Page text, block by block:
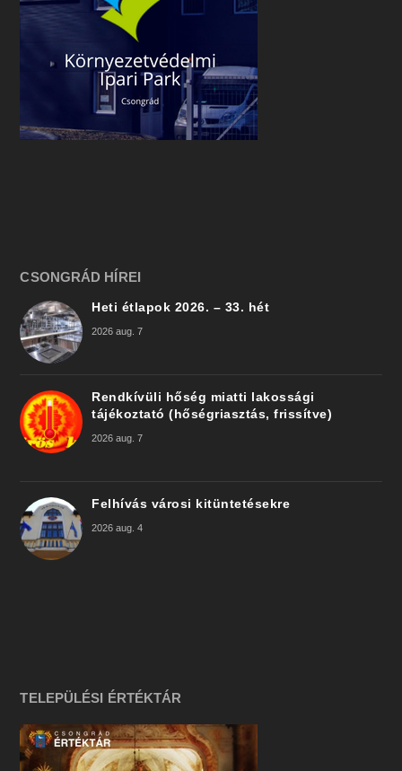
CSONGRÁD HÍREI
Heti étlapok 2026. – 33. hét
2026 aug. 7
Rendkívüli hőség miatti lakossági
tájékoztató (hőségriasztás, frissítve)
2026 aug. 7
Felhívás városi kitüntetésekre
2026 aug. 4
TELEPÜLÉSI ÉRTÉKTÁR